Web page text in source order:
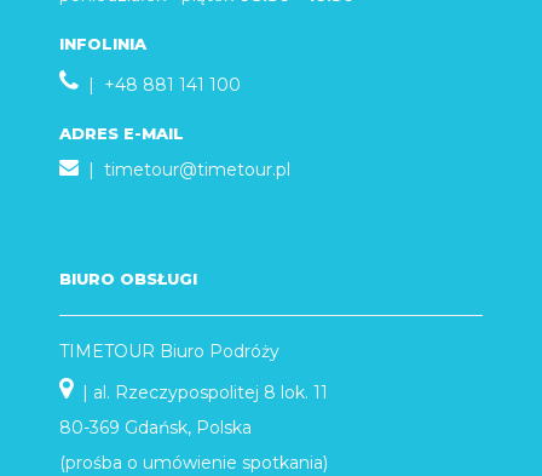
INFOLINIA
| +48 881 141 100
ADRES E-MAIL
| timetour@timetour.pl
BIURO OBSŁUGI
TIMETOUR Biuro Podróży
| al. Rzeczypospolitej 8 lok. 11
80-369 Gdańsk, Polska
(prośba o umówienie spotkania)